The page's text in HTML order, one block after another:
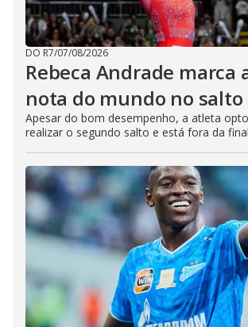
DO R7/07/08/2026
Rebeca Andrade marca
nota do mundo no salto
Apesar do bom desempenho, a atleta
realizar o segundo salto e está fora da final